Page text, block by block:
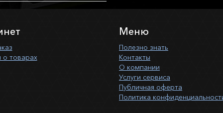
о товарах
Меню
Полезно знать
Контакты
О компании
Услуги сервиса
Публичная оферта
Политика